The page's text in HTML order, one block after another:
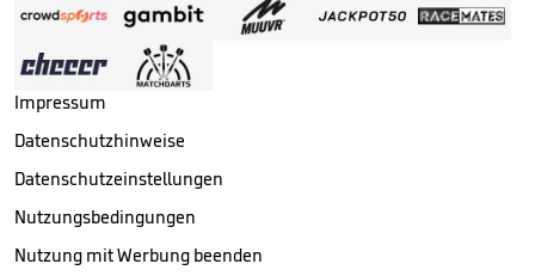
Impressum
Datenschutzhinweise
Datenschutzeinstellungen
Nutzungsbedingungen
Nutzung mit Werbung beenden